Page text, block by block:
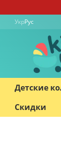
Перейти к
УкрРус
Детские
Скидки